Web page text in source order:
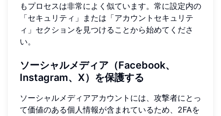
もプロセスは非常によく似ています。常に設定内の
「セキュリティ」または「アカウントセキュリテ
ィ」セクションを見つけることから始めてくださ
い。
ソーシャルメディア（Facebook、
Instagram、X）を保護する
ソーシャルメディアアカウントには、攻撃者にとっ
て価値のある個人情報が含まれているため、2FAを